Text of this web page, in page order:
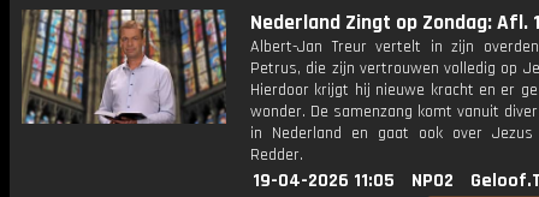
Nederland Zingt op Zondag: Afl.
Albert-Jan Treur vertelt in zijn
Petrus, die zijn vertrouwen volledig op
Hierdoor krijgt hij nieuwe kracht en er
wonder. De samenzang komt vanuit
in Nederland en gaat ook over
Redder.
19-04-2026 11:05 NPO2